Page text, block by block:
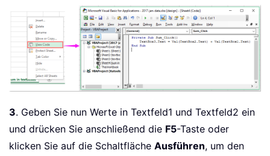
3. Geben Sie nun Werte in Textfeld1 und Textfeld2 ein
und drücken Sie anschließend die F5-Taste oder
klicken Sie auf die Schaltfläche Ausführen, um den